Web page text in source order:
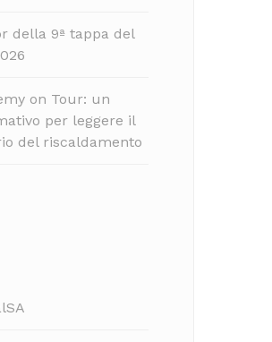
della 9ª tappa del
on Tour: un
per leggere il
del riscaldamento